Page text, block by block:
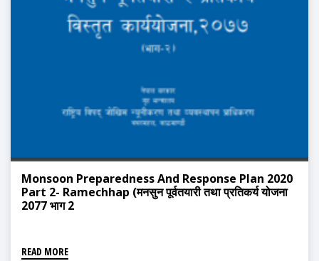
Monsoon Preparedness And Response Plan 2020
Part 2- Ramechhap (मनसुन पूर्वतयारी तथा प्रतिकर्य योजना
2077 भाग 2
READ MORE